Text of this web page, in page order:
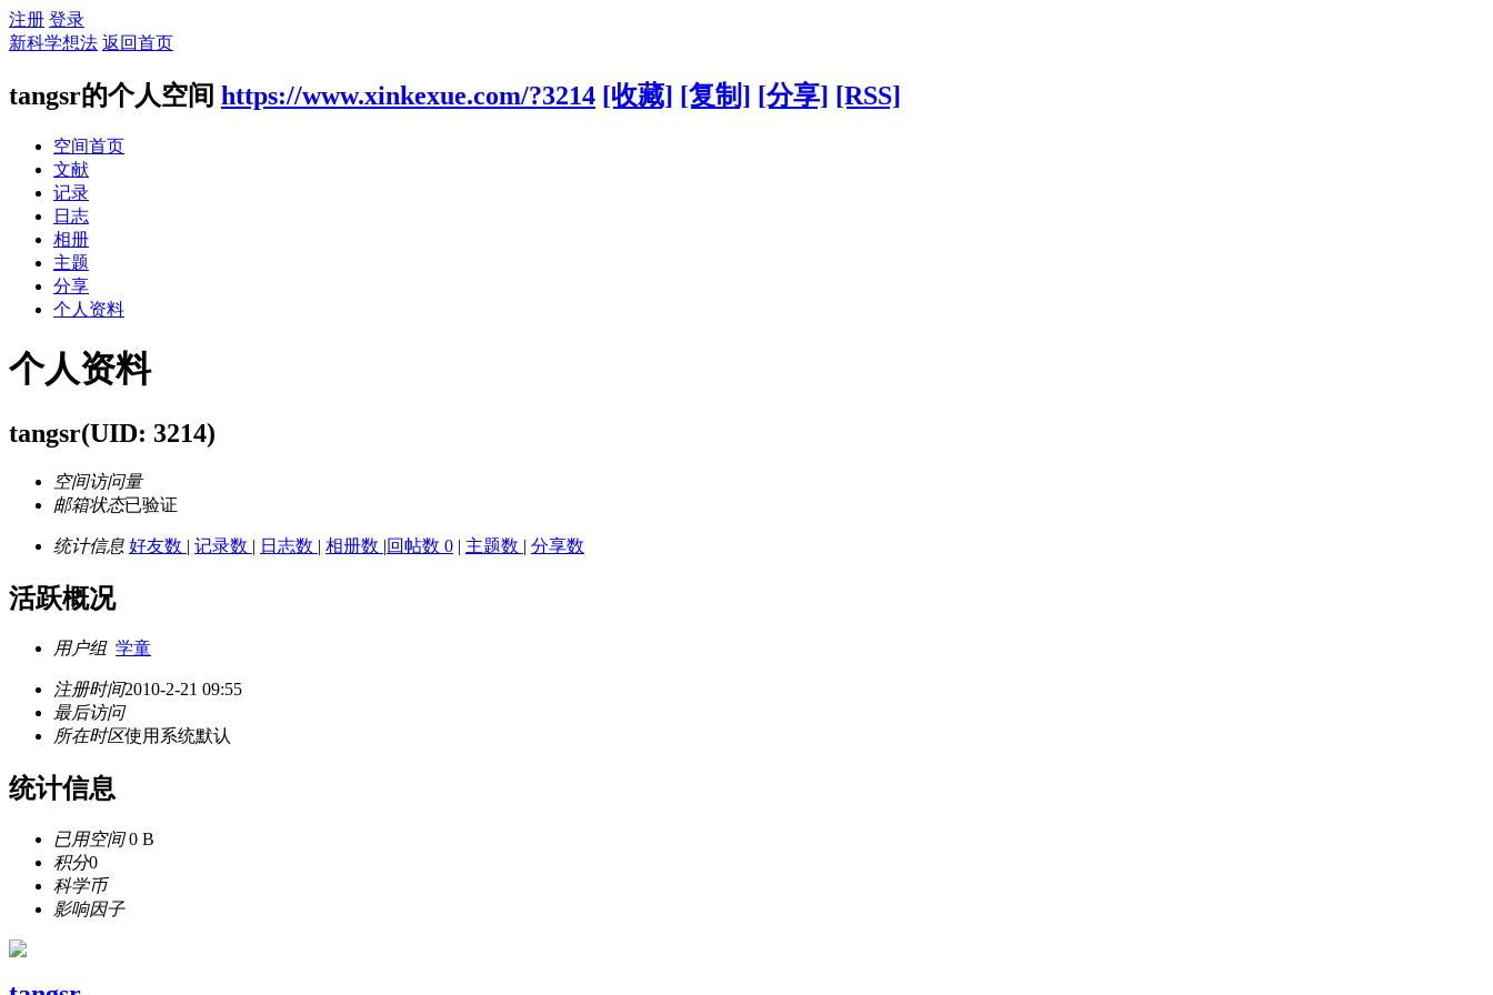
注册 登录
新科学想法 返回首页
tangsr的个人空间 https://www.xinkexue.com/?3214 [收藏] [复制] [分享] [RSS]
空间首页
文献
记录
日志
相册
主题
分享
个人资料
个人资料
tangsr(UID: 3214)
空间访问量
邮箱状态已验证
统计信息 好友数 | 记录数 | 日志数 | 相册数 |回帖数 0 | 主题数 | 分享数
活跃概况
用户组 学童
注册时间2010-2-21 09:55
最后访问
所在时区使用系统默认
统计信息
已用空间0 B
积分0
科学币
影响因子